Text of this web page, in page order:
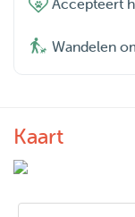
Accepteert
Wandelen
Kaart